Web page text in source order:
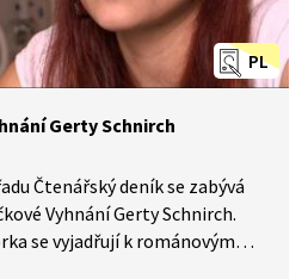
PL
Gerty Schnirch
Čtenářský deník se zabývá
Vyhnání Gerty Schnirch.
se vyjadřují k románovým